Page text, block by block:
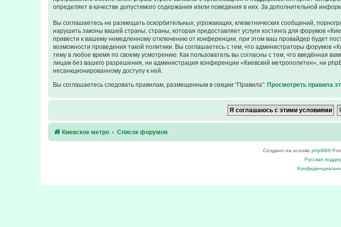
определяет в качестве допустимого содержания и/или поведения в них. За дополнительной
Вы соглашаетесь не размещать оскорбительных, угрожающих, клеветнических сообщений,
нарушить законы вашей страны, страны, которая предоставляет услуги хостинга для форумов
привести к вашему немедленному отключению от конференции, при этом ваш провайдер будет
возможности проведения такой политики. Вы соглашаетесь с тем, что администраторы форумов
тему в любое время по своему усмотрению. Как пользователь вы согласны с тем, что введённая
лицам без вашего разрешения, ни администрация конференции «Киевский метрополитен», ни
несанкционированному доступу к ней.
Вы соглашаетесь следовать правилам, размещенным в секции “Правила”: Просмотреть правила
Киевское метро Список форумов
Создано на основе phpBB®
Русская